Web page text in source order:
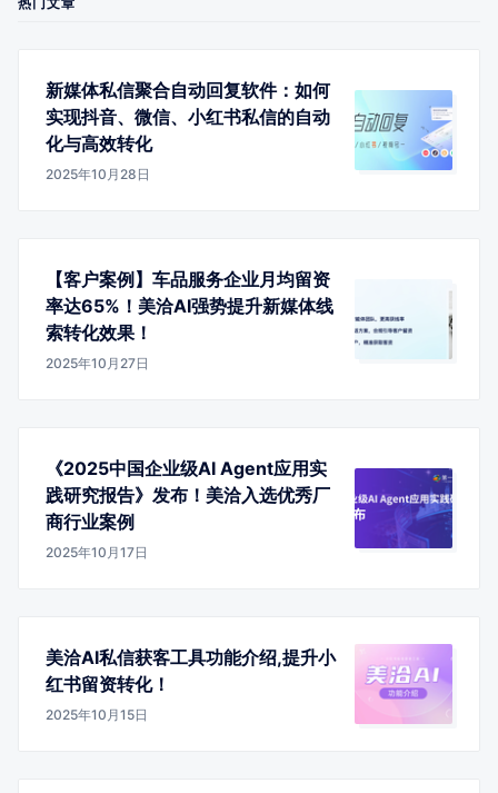
新媒体私信聚合自动回复软件：如何
实现抖音、微信、小红书私信的自动
化与高效转化
2025年10月28日
【客户案例】车品服务企业月均留资
率达65%！美洽AI强势提升新媒体线
索转化效果！
2025年10月27日
《2025中国企业级AI Agent应用实
践研究报告》发布！美洽入选优秀厂
商行业案例
2025年10月17日
美洽AI私信获客工具功能介绍,提升小
红书留资转化！
2025年10月15日